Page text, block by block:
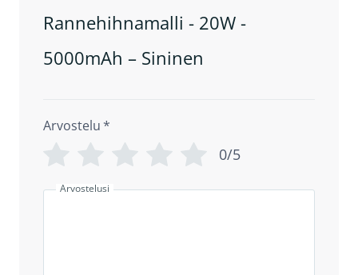
Rannehihnamalli - 20W -
5000mAh – Sininen
Arvostelu *
0/5
Arvostelusi